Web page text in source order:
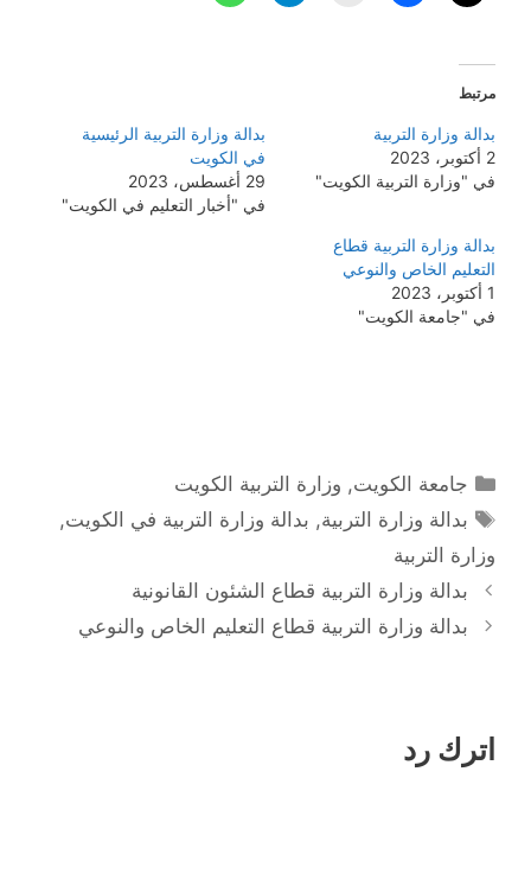
مرتبط
بدالة وزارة التربية
2 أكتوبر، 2023
في "وزارة التربية الكويت"
بدالة وزارة التربية الرئيسية
في الكويت
29 أغسطس، 2023
في "أخبار التعليم في الكويت"
بدالة وزارة التربية قطاع
التعليم الخاص والنوعي
1 أكتوبر، 2023
في "جامعة الكويت"
التصنيفات
جامعة الكويت, وزارة التربية الكويت
الوسوم
بدالة وزارة التربية, بدالة وزارة التربية في الكويت,
وزارة التربية
بدالة وزارة التربية قطاع الشئون القانونية
بدالة وزارة التربية قطاع التعليم الخاص والنوعي
اترك رد